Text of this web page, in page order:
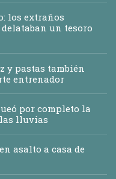
los extraños
un tesoro
y pastas también
entrenador
por completo la
lluvias
asalto a casa de